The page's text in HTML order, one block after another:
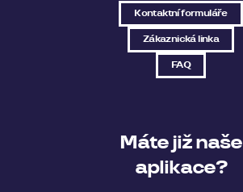
Kontaktní formuláře
Zákaznická linka
FAQ
Máte již naše
aplikace?